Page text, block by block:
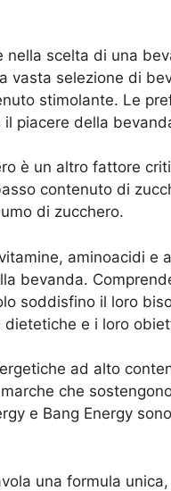
nella scelta di una
vasta selezione di
stimolante. Le
piacere della
è un altro fattore
contenuto di
di zucchero.
aminoacidi
bevanda.
soddisfino il loro
dietetiche e i loro
ad alto
che
e Bang Energy
una formula